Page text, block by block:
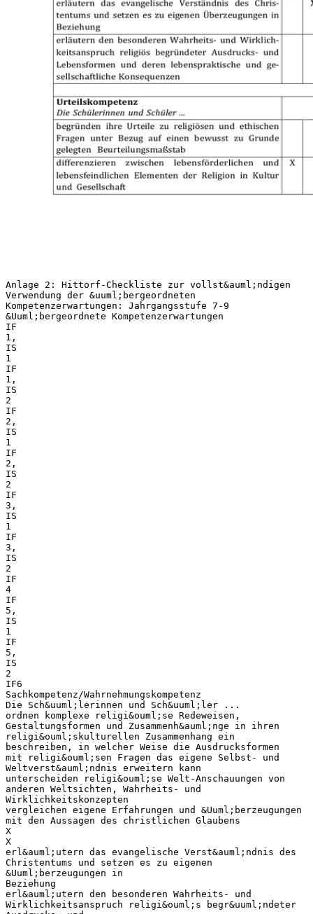
Anlage 2: Hittorf-Checkliste zur vollst&auml;ndigen
Verwendung der &uuml;bergeordneten
Kompetenzerwartungen: Jahrgangsstufe 7-9
&Uuml;bergeordnete Kompetenzerwartungen
IF
1,
IS
1
IF
1,
IS
2
IF
2,
IS
1
IF
2,
IS
2
IF
3,
IS
1
IF
3,
IS
2
IF
4
IF
5,
IS
1
IF
5,
IS
2
IF6
Sachkompetenz/Wahrnehmungskompetenz
Die Sch&uuml;lerinnen und Sch&uuml;ler ...
ordnen komplexe religi&ouml;se Redeweisen,
Gestaltungsformen und Zusammenh&auml;nge in ihren
religi&ouml;skulturellen Zusammenhang ein
beschreiben, in welcher Weise die Ausdrucksformen
mit religi&ouml;sen Fragen das eigene Selbst- und
Weltverst&auml;ndnis erweitern kann
unterscheiden religi&ouml;se Welt-Anschauungen von
anderen Weltsichten, Wahrheits- und
Wirklichkeitskonzepten
vergleichen eigene Erfahrungen und &Uuml;berzeugungen
mit den Aussagen des christlichen Glaubens
X
X
erl&auml;utern das evangelische Verst&auml;ndnis des
Christentums und setzen es zu eigenen
&Uuml;berzeugungen in
Beziehung
erl&auml;utern den besonderen Wahrheits- und
Wirklichkeitsanspruch religi&ouml;s begr&uuml;ndeter